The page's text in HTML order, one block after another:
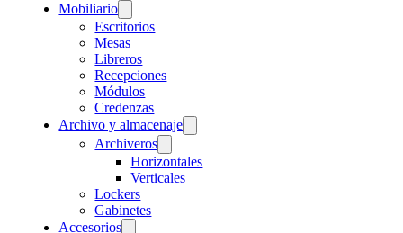
Mobiliario
Escritorios
Mesas
Libreros
Recepciones
Módulos
Credenzas
Archivo y almacenaje
Archiveros
Horizontales
Verticales
Lockers
Gabinetes
Accesorios